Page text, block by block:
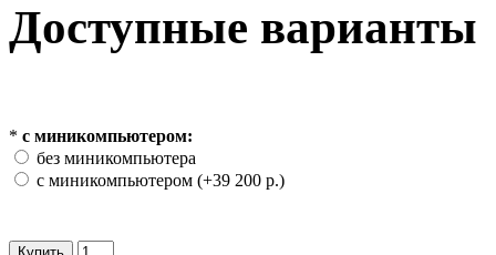
Доступные варианты
* с миникомпьютером:
без миникомпьютера
с миникомпьютером (+39 200 р.)